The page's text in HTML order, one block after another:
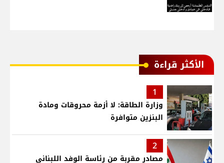
الأكثر قراءة
1
وزارة الطاقة: لا أزمة محروقات ومادة
البنزين متوافرة
2
مصادر مقربة من رئاسة الوفد اللبناني